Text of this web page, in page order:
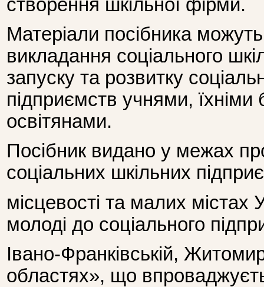
створення шкільної фірми.
Матеріали посібника
викладання соціального
запуску та розвитку
підприємств учнями, їхніми
освітянами.
Посібник видано у межах
соціальних шкільних
місцевості та малих містах
молоді до соціального
Івано-Франківській,
областях», що